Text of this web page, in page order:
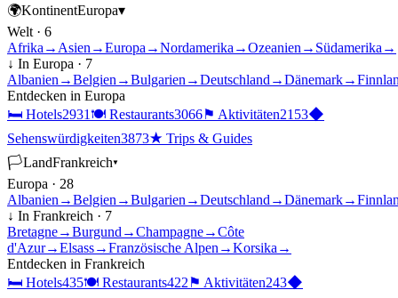
🌍KontinentEuropa▾
Welt · 6
Afrika → Asien →Europa →Nordamerika →Ozeanien → Südamerika →
↓ In Europa · 7
Albanien →Belgien →Bulgarien →Deutschland →Dänemark→
Entdecken in Europa
🛏 Hotels2931 🍽 Restaurants3066⚑ Aktivitäten2153◆
Sehenswürdigkeiten3873★ Trips & Guides
🏳LandFrankreich▾
Europa · 28
Albanien →Belgien →Bulgarien →Deutschland →Dänemark→
↓ In Frankreich · 7
Bretagne→Burgund →Champagne→Côte
d'Azur→Elsass→Französische Alpen →Korsika →
Entdecken in Frankreich
🛏 Hotels435🍽 Restaurants422⚑ Aktivitäten243◆